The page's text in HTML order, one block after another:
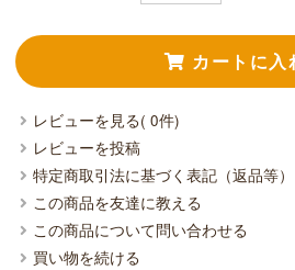
レビューを見る( 0件)
レビューを投稿
特定商取引法に基づく表記（返品等）
この商品を友達に教える
この商品について問い合わせる
買い物を続ける